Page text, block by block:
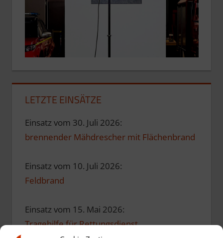
LETZTE EINSÄTZE
Einsatz vom 30. Juli 2026:
brennender Mähdrescher mit Flächenbrand
Einsatz vom 10. Juli 2026:
Feldbrand
Einsatz vom 15. Mai 2026:
Tragehilfe für Rettungsdienst